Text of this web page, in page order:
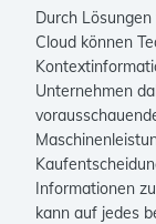
Durch
Cloud können
Unternehmen
Informationen
kann auf jedes